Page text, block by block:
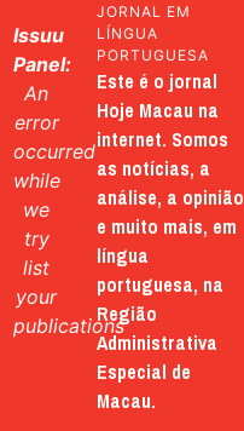
Issuu
Panel:
An
error
occurred
while
we
try
list
your
publications
JORNAL EM
LÍNGUA
PORTUGUESA
Este é o jornal
Hoje Macau na
internet. Somos
as notícias, a
análise, a opinião
e muito mais, em
língua
portuguesa, na
Região
Administrativa
Especial de
Macau.